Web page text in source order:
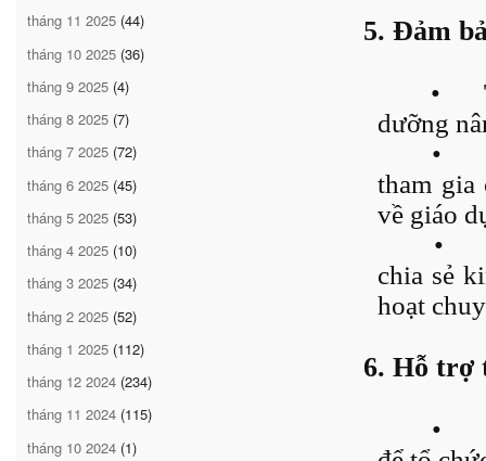
tháng 11 2025 (44)
tháng 10 2025 (36)
tháng 9 2025 (4)
tháng 8 2025 (7)
tháng 7 2025 (72)
tháng 6 2025 (45)
tháng 5 2025 (53)
tháng 4 2025 (10)
tháng 3 2025 (34)
tháng 2 2025 (52)
tháng 1 2025 (112)
tháng 12 2024 (234)
tháng 11 2024 (115)
tháng 10 2024 (1)
5. Đảm
•
dưỡng
•
tham gia
về giáo
•
chia sẻ
hoạt
6. Hỗ trợ
•